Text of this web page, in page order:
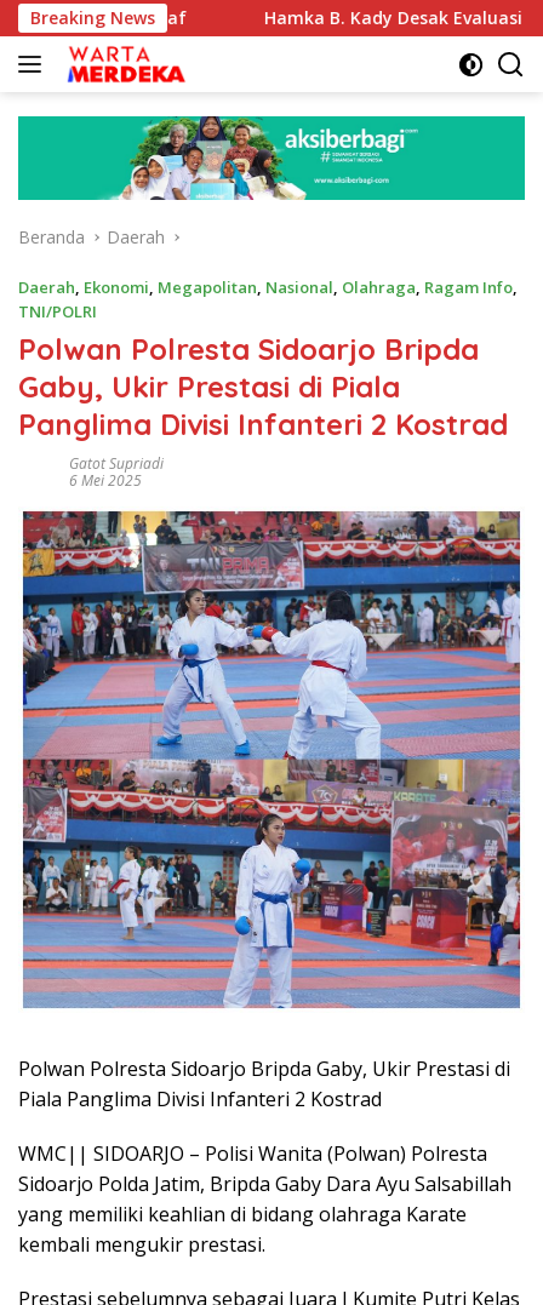
Langsung
ke
konten
Breaking News
Wakaf Hamka B. Kady Desak Evaluasi Permenhub
Beranda Daerah
Daerah, Ekonomi, Megapolitan, Nasional, Olahraga, Ragam Info,
TNI/POLRI
Polwan Polresta Sidoarjo Bripda
Gaby, Ukir Prestasi di Piala
Panglima Divisi Infanteri 2 Kostrad
Gatot Supriadi
6 Mei 2025
Polwan Polresta Sidoarjo Bripda Gaby, Ukir Prestasi di
Piala Panglima Divisi Infanteri 2 Kostrad
WMC|| SIDOARJO – Polisi Wanita (Polwan) Polresta
Sidoarjo Polda Jatim, Bripda Gaby Dara Ayu Salsabillah
yang memiliki keahlian di bidang olahraga Karate
kembali mengukir prestasi.
Prestasi sebelumnya sebagai Juara I Kumite Putri Kelas